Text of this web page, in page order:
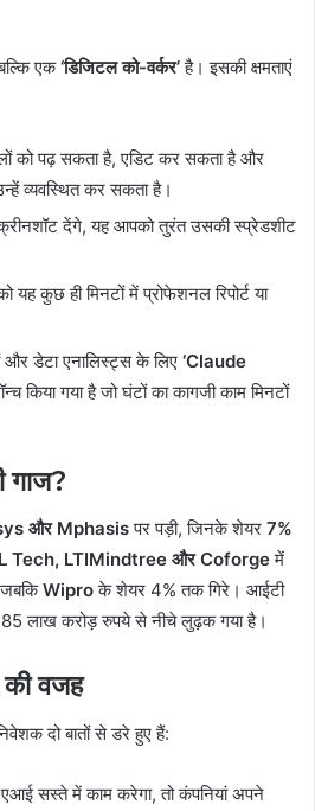
एक‘डिजिटल को-वर्कर’है। इसकी क्षमताएं
को पढ़ सकता है, एडिट कर सकता है और
व्यवस्थित कर सकता है।
देंगे, यह आपको तुरंत उसकी स्प्रेडशीट
यह कुछ ही मिनटों में प्रोफेशनल रिपोर्ट या
और डेटा एनालिस्ट्स के लिए ‘Claude
किया गया है जो घंटों का कागजी काम मिनटों
गाज?
और Mphasisपर पड़ी, जिनके शेयर 7%
Tech, LTIMindtree और Coforgeमें
Wiproके शेयर 4% तक गिरे। आईटी
लाख करोड़ रुपये से नीचे लुढ़क गया है।
की वजह
दो बातों से डरे हुए हैं:
सस्ते में काम करेगा, तो कंपनियां अपने